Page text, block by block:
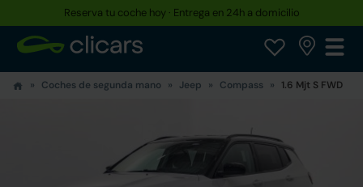
Reserva tu coche hoy · Entrega en 24h a domicilio
Coches de segunda mano Jeep Compass 1.6 Mjt S FWD